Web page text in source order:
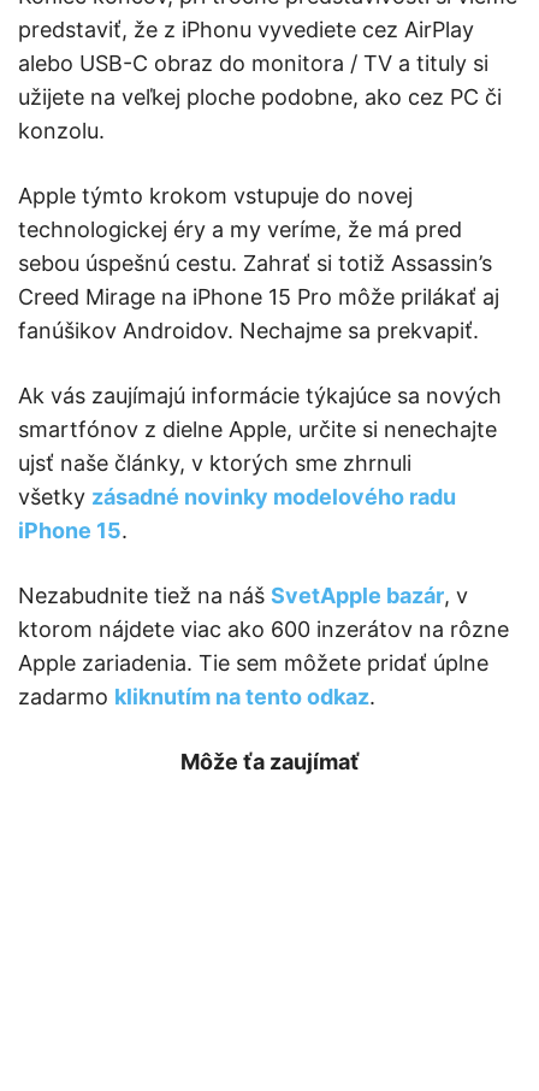
predstaviť, že z iPhonu vyvediete cez AirPlay
alebo USB-C obraz do monitora / TV a tituly si
užijete na veľkej ploche podobne, ako cez PC či
konzolu.
Apple týmto krokom vstupuje do novej
technologickej éry a my veríme, že má pred
sebou úspešnú cestu. Zahrať si totiž Assassin’s
Creed Mirage na iPhone 15 Pro môže prilákať aj
fanúšikov Androidov. Nechajme sa prekvapiť.
Ak vás zaujímajú informácie týkajúce sa nových
smartfónov z dielne Apple, určite si nenechajte
ujsť naše články, v ktorých sme zhrnuli
všetky zásadné novinky modelového radu
iPhone 15.
Nezabudnite tiež na náš SvetApple bazár, v
ktorom nájdete viac ako 600 inzerátov na rôzne
Apple zariadenia. Tie sem môžete pridať úplne
zadarmo kliknutím na tento odkaz.
Môže ťa zaujímať